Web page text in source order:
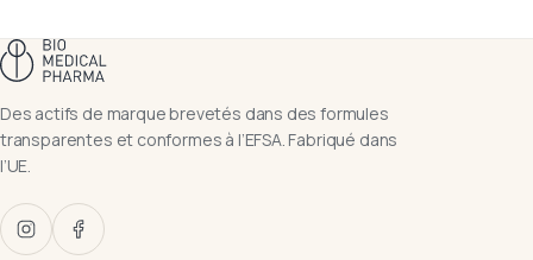
Des actifs de marque brevetés dans des formules
transparentes et conformes à l’EFSA. Fabriqué dans
l’UE.